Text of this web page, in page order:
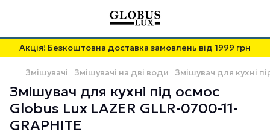
Акція! Безкоштовна доставка замовлень від 1999 грн
Змішувачі Змішувачі на дві води Змішувач для кухні
Змішувач для кухні під осмос
Globus Lux LAZER GLLR-0700-11-
GRAPHITE